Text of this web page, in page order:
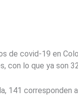
covid-19 en
lo que ya son
141 corresponden